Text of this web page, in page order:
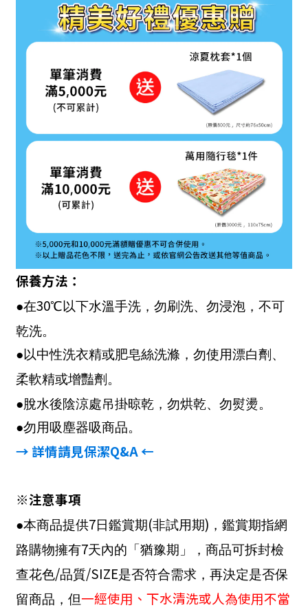
保養方法：
●在30℃以下水溫手洗，勿刷洗、勿浸泡，不可
乾洗。
●以中性洗衣精或肥皂絲洗滌，勿使用漂白劑、
柔軟精或增豔劑。
●脫水後陰涼處吊掛晾乾，勿烘乾、勿熨燙。
●勿用吸塵器吸商品。
→ 詳情請見保潔Q&A←
※注意事項
●本商品提供7日鑑賞期(非試用期) ，鑑賞期指網
路購物擁有7天內的「猶豫期」，商品可拆封檢
查花色/品質/SIZE是否符合需求，再決定是否保
留商品，但一經使用、下水清洗或人為使用不當